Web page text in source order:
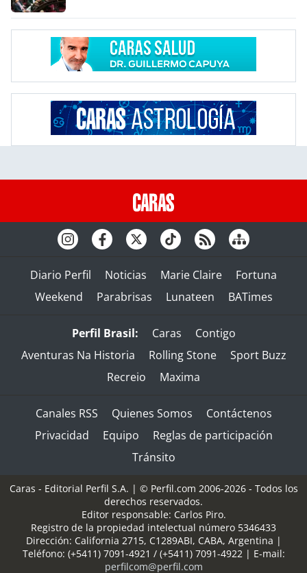
Diario Perfil Noticias Marie Claire
Fortuna
Weekend
Parabrisas Lunateen BATimes
Perfil Brasil: Caras
Contigo
Aventuras Na Historia
Rolling Stone
Sport Buzz
Recreio
Maxima
Canales RSS Quienes Somos
Contáctenos
Privacidad
Equipo
Reglas de participación
Tránsito
Caras - Editorial Perfil S.A. | © Perfil.com 2006-2026 - Todos los
derechos reservados.
Editor responsable: Carlos Piro.
Registro de la propiedad intelectual número 5346433
Dirección: California 2715, C1289ABI, CABA, Argentina |
Teléfono: (+5411) 7091-4921 / (+5411) 7091-4922| E-mail:
perfilcom@perfil.com